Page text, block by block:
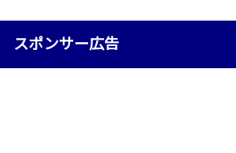
スポンサー広告